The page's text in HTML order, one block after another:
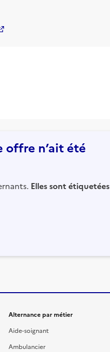
offre n’ait été
Elles sont étiquetées
Alternance par métier
Aide-soignant
Ambulancier